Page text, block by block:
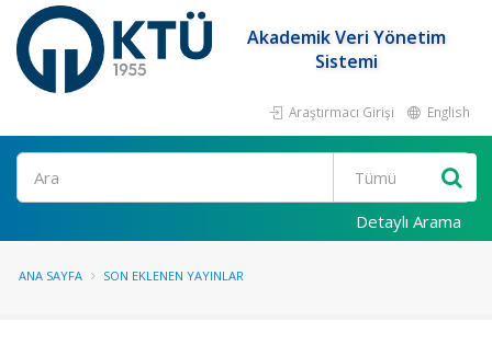
Akademik Veri Yönetim
Sistemi
Araştırmacı Girişi English
Ara
Detaylı Arama
ANA SAYFA SON EKLENEN YAYINLAR